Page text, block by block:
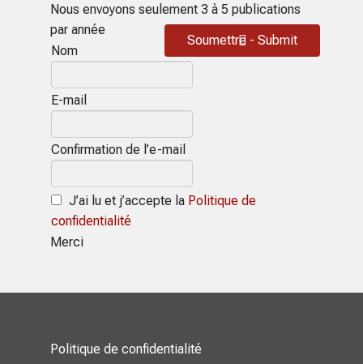
Nous envoyons seulement 3 à 5 publications
par année
Nom
E-mail
Confirmation de l’e-mail
J’ai lu et j’accepte la Politique de
confidentialité
Soumettre - Submit
Merci
Politique de confidentialité